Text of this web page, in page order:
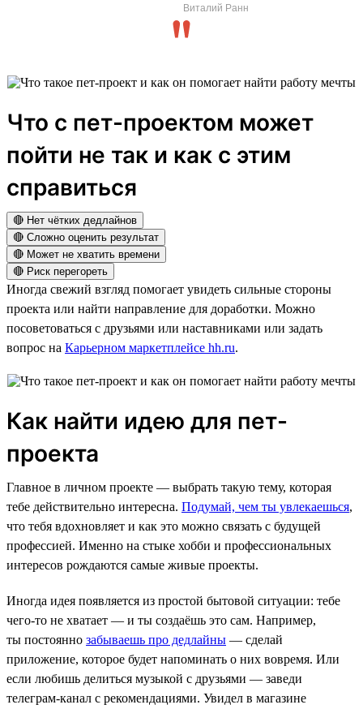
Виталий Ранн
Что с пет-проектом может
пойти не так и как с этим
справиться
🔴 Нет чётких дедлайнов
🔴 Сложно оценить результат
🔴 Может не хватить времени
🔴 Риск перегореть
Иногда свежий взгляд помогает увидеть сильные стороны
проекта или найти направление для доработки. Можно
посоветоваться с друзьями или наставниками или задать
вопрос на Карьерном маркетплейсе hh.ru.
Как найти идею для пет-
проекта
Главное в личном проекте — выбрать такую тему, которая
тебе действительно интересна. Подумай, чем ты увлекаешься,
что тебя вдохновляет и как это можно связать с будущей
профессией. Именно на стыке хобби и профессиональных
интересов рождаются самые живые проекты.
Иногда идея появляется из простой бытовой ситуации: тебе
чего-то не хватает — и ты создаёшь это сам. Например,
ты постоянно забываешь про дедлайны — сделай
приложение, которое будет напоминать о них вовремя. Или
если любишь делиться музыкой с друзьями — заведи
телеграм-канал с рекомендациями. Увидел в магазине